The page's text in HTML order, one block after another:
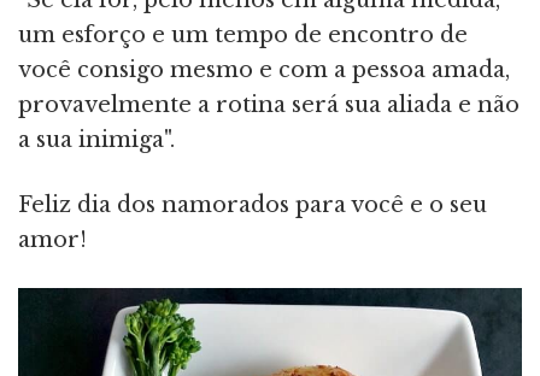
um esforço e um tempo de encontro de
você consigo mesmo e com a pessoa amada,
provavelmente a rotina será sua aliada e não
a sua inimiga".
Feliz dia dos namorados para você e o seu
amor!